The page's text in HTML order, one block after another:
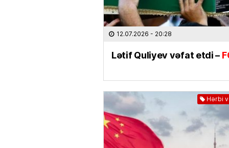
12.07.2026 - 20:28
Lətif Quliyev vəfat etdi –
Hərbi